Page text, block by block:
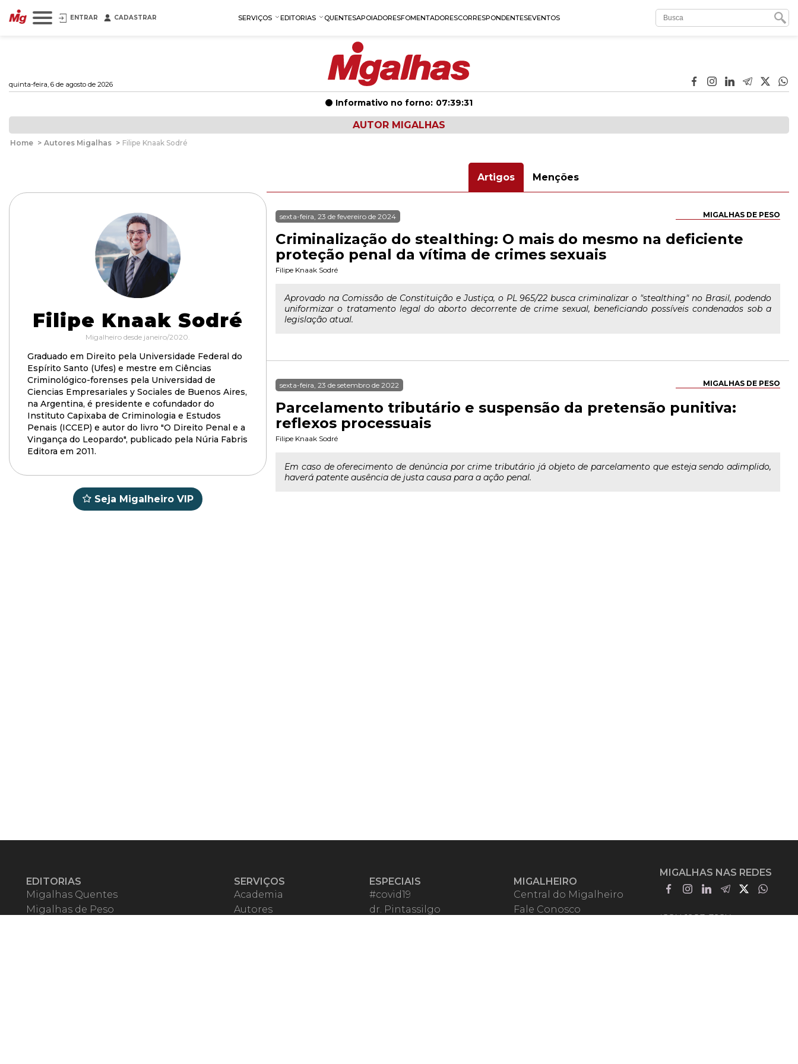
ENTRAR CADASTRAR SERVIÇOS EDITORIAS QUENTESAPOIADORESFOMENTADORESCORRESPONDENTESEVENTOS
quinta-feira, 6 de agosto de 2026
Informativo no forno: 07:39:31
AUTOR MIGALHAS
Home > Autores Migalhas > Filipe Knaak Sodré
Filipe Knaak Sodré
Migalheiro desde janeiro/2020.
Graduado em Direito pela Universidade Federal do
Espírito Santo (Ufes) e mestre em Ciências
Criminológico-forenses pela Universidad de
Ciencias Empresariales y Sociales de Buenos Aires,
na Argentina, é presidente e cofundador do
Instituto Capixaba de Criminologia e Estudos
Penais (ICCEP) e autor do livro "O Direito Penal e a
Vingança do Leopardo", publicado pela Núria Fabris
Editora em 2011.
Seja Migalheiro VIP
Artigos Menções
MIGALHAS DE PESO
sexta-feira, 23 de fevereiro de 2024
Criminalização do stealthing: O mais do mesmo na deficiente
proteção penal da vítima de crimes sexuais
Filipe Knaak Sodré
Aprovado na Comissão de Constituição e Justiça, o PL 965/22 busca criminalizar o "stealthing" no Brasil, podendo
uniformizar o tratamento legal do aborto decorrente de crime sexual, beneficiando possíveis condenados sob a
legislação atual.
MIGALHAS DE PESO
sexta-feira, 23 de setembro de 2022
Parcelamento tributário e suspensão da pretensão punitiva:
reflexos processuais
Filipe Knaak Sodré
Em caso de oferecimento de denúncia por crime tributário já objeto de parcelamento que esteja sendo adimplido,
haverá patente ausência de justa causa para a ação penal.
EDITORIAS
Migalhas Quentes
Migalhas de Peso
SERVIÇOS
Academia
Autores
ESPECIAIS
#covid19
dr. Pintassilgo
MIGALHEIRO
Central do Migalheiro
Fale Conosco
MIGALHAS NAS REDES
ISSN 1983-392X